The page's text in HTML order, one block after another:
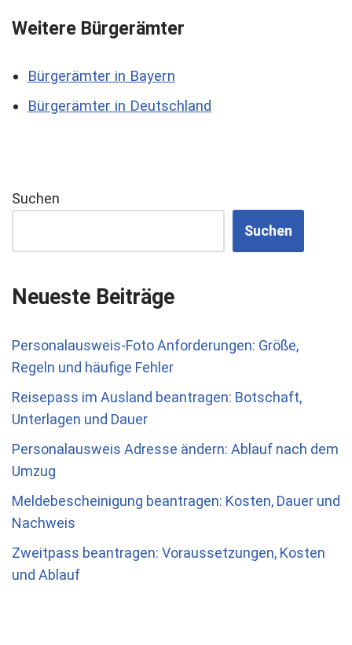
Weitere Bürgerämter
Bürgerämter in Bayern
Bürgerämter in Deutschland
Suchen
Suchen
Neueste Beiträge
Personalausweis-Foto Anforderungen: Größe,
Regeln und häufige Fehler
Reisepass im Ausland beantragen: Botschaft,
Unterlagen und Dauer
Personalausweis Adresse ändern: Ablauf nach dem
Umzug
Meldebescheinigung beantragen: Kosten, Dauer und
Nachweis
Zweitpass beantragen: Voraussetzungen, Kosten
und Ablauf